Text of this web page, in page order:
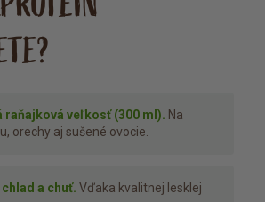
raňajková veľkosť (300 ml). Na
orechy aj sušené ovocie.
a chuť. Vďaka kvalitnej lesklej